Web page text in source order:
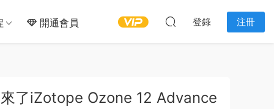
開通會員 登錄 注冊
了iZotope Ozone 12 Advance